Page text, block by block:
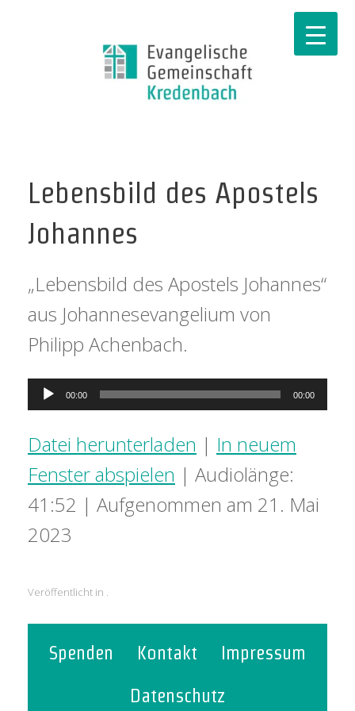
Lebensbild des Apostels
Johannes
„Lebensbild des Apostels Johannes“
aus Johannesevangelium von
Philipp Achenbach.
Audio-
00:00 00:00
Datei herunterladen | In neuem
Fenster abspielen | Audiolänge:
41:52 | Aufgenommen am 21. Mai
2023
Veröffentlicht in .
Spenden Kontakt
Impressum
Datenschutz